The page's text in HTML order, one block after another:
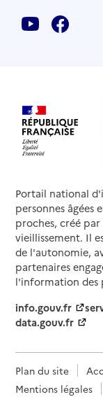
Portail national
personnes âgées
proches, créé
vieillissement. Il
de l'autonomie,
partenaires
l'information des
info.gouv.fr
data.gouv.fr
Plan du site
Mentions légales